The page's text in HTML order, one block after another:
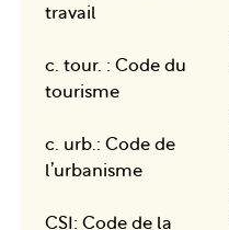
travail
c. tour. : Code du
tourisme
c. urb.: Code de
l’urbanisme
CSI: Code de la